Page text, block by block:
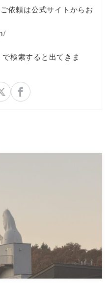
依頼は公式サイトからお
検索すると出てきま